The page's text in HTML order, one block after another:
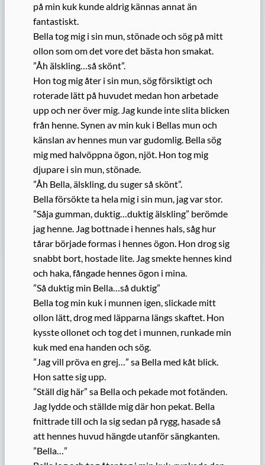
på min kuk kunde aldrig kännas annat än
fantastiskt.
Bella tog mig i sin mun, stönade och sög på mitt
ollon som om det vore det bästa hon smakat.
”Åh älskling…så skönt”.
Hon tog mig åter i sin mun, sög försiktigt och
roterade lätt på huvudet medan hon arbetade
upp och ner över mig. Jag kunde inte slita blicken
från henne. Synen av min kuk i Bellas mun och
känslan av hennes mun var gudomlig. Bella sög
mig med halvöppna ögon, njöt. Hon tog mig
djupare i sin mun, stönade.
”Åh Bella, älskling, du suger så skönt”.
Bella försökte ta hela mig i sin mun, jag var stor.
”Såja gumman, duktig…duktig älskling” berömde
jag henne. Jag bottnade i hennes hals, såg hur
tårar började formas i hennes ögon. Hon drog sig
snabbt bort, hostade lite. Jag smekte hennes kind
och haka, fångade hennes ögon i mina.
”Så duktig min Bella…så duktig”
Bella tog min kuk i munnen igen, slickade mitt
ollon lätt, drog med läpparna längs skaftet. Hon
kysste ollonet och tog det i munnen, runkade min
kuk med ena handen och sög.
”Jag vill pröva en grej…” sa Bella med kåt blick.
Hon satte sig upp.
”Ställ dig här” sa Bella och pekade mot fotänden.
Jag lydde och ställde mig där hon pekat. Bella
fnittrade till och la sig sedan på rygg, hasade så
att hennes huvud hängde utanför sängkanten.
”Bella…”